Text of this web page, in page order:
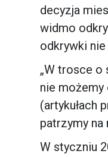
decyzja
widmo
odkrywki nie
„W trosce o
nie
(artykułach
patrzymy na
W styczniu